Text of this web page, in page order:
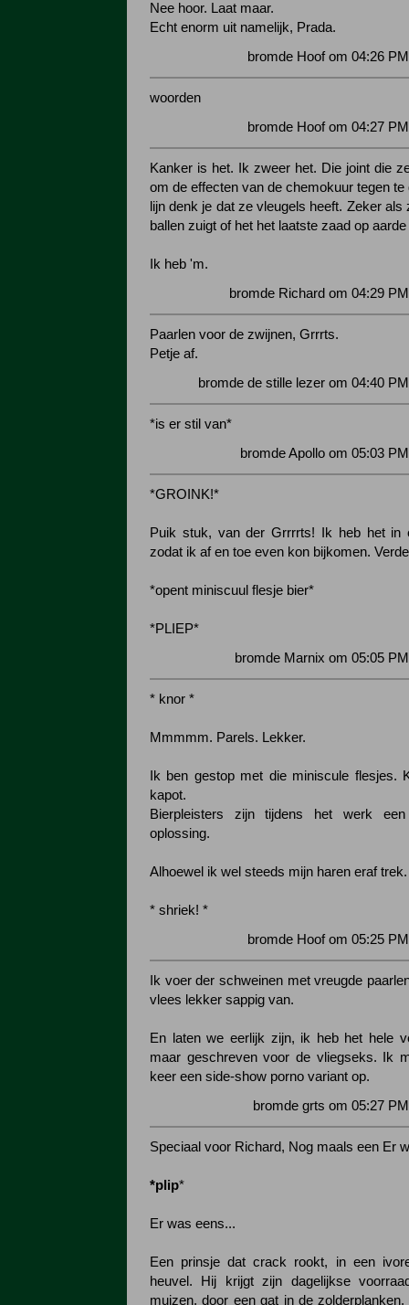
Nee hoor. Laat maar.
Echt enorm uit namelijk, Prada.
bromde Hoof om 04:26
woorden
bromde Hoof om 04:27
Kanker is het. Ik zweer het. Die joint die
om de effecten van de chemokuur tegen te
lijn denk je dat ze vleugels heeft. Zeker als
ballen zuigt of het het laatste zaad op
Ik heb 'm.
bromde Richard om 04:29
Paarlen voor de zwijnen, Grrrts.
Petje af.
bromde de stille lezer om 04:40
*is er stil van*
bromde Apollo om 05:03
*GROINK!*
Puik stuk, van der Grrrrts! Ik heb het in
zodat ik af en toe even kon bijkomen.
*opent miniscuul flesje bier*
*PLIEP*
bromde Marnix om 05:05
* knor *
Mmmmm. Parels. Lekker.
Ik ben gestop met die miniscule flesjes.
kapot.
Bierpleisters zijn tijdens het werk
oplossing.
Alhoewel ik wel steeds mijn haren eraf trek.
* shriek! *
bromde Hoof om 05:25
Ik voer der schweinen met vreugde
vlees lekker sappig van.
En laten we eerlijk zijn, ik heb het hele
maar geschreven voor de vliegseks. Ik
keer een side-show porno variant op.
bromde grts om 05:27
Speciaal voor Richard, Nog maals een Er
*plip*
Er was eens...
Een prinsje dat crack rookt, in een
heuvel. Hij krijgt zijn dagelijkse
muizen, door een gat in de